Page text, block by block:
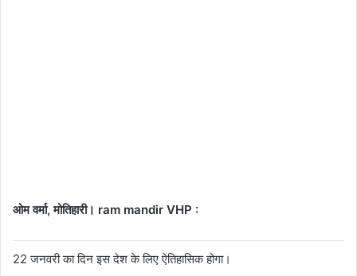
ओम वर्मा, मोतिहारी। ram mandir VHP :
22 जनवरी का दिन इस देश के लिए ऐतिहासिक होगा।